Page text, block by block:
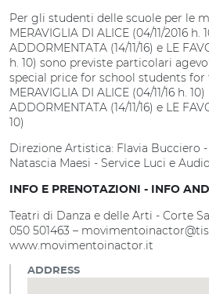
Per gli studenti delle scuole per le
MERAVIGLIA DI ALICE (04/11/2016 h.
ADDORMENTATA (14/11/16) e LE
h. 10) sono previste particolari
special price for school students for
MERAVIGLIA DI ALICE (04/11/16 h.
ADDORMENTATA (14/11/16) e LE
10)
Direzione Artistica: Flavia Bucciero
Natascia Maesi - Service Luci e
INFO E PRENOTAZIONI - INFO
Teatri di Danza e delle Arti - Corte
050 501463 –
www.movimentoinactor.it
ADDRESS